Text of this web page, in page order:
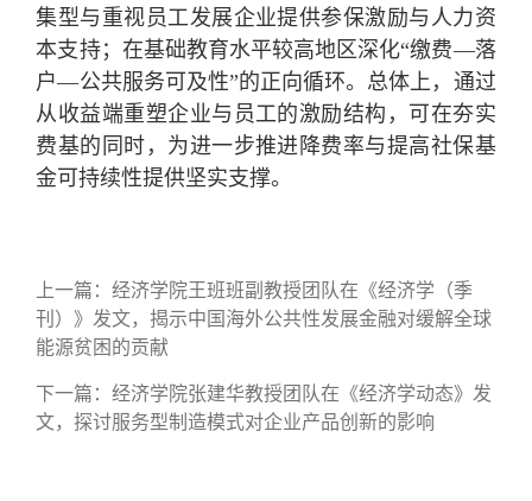
集型与重视员工发展企业提供参保激励与人力资
本支持；在基础教育水平较高地区深化“缴费—落
户—公共服务可及性”的正向循环。总体上，通过
从收益端重塑企业与员工的激励结构，可在夯实
费基的同时，为进一步推进降费率与提高社保基
金可持续性提供坚实支撑。
上一篇：经济学院王班班副教授团队在《经济学（季
刊）》发文，揭示中国海外公共性发展金融对缓解全球
能源贫困的贡献
下一篇：经济学院张建华教授团队在《经济学动态》发
文，探讨服务型制造模式对企业产品创新的影响